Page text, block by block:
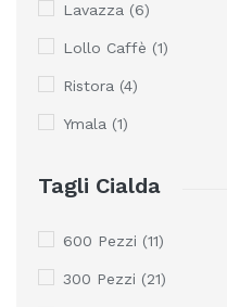
Lavazza (6)
Lollo Caffè (1)
Ristora (4)
Ymala (1)
Tagli Cialda
600 Pezzi (11)
300 Pezzi (21)